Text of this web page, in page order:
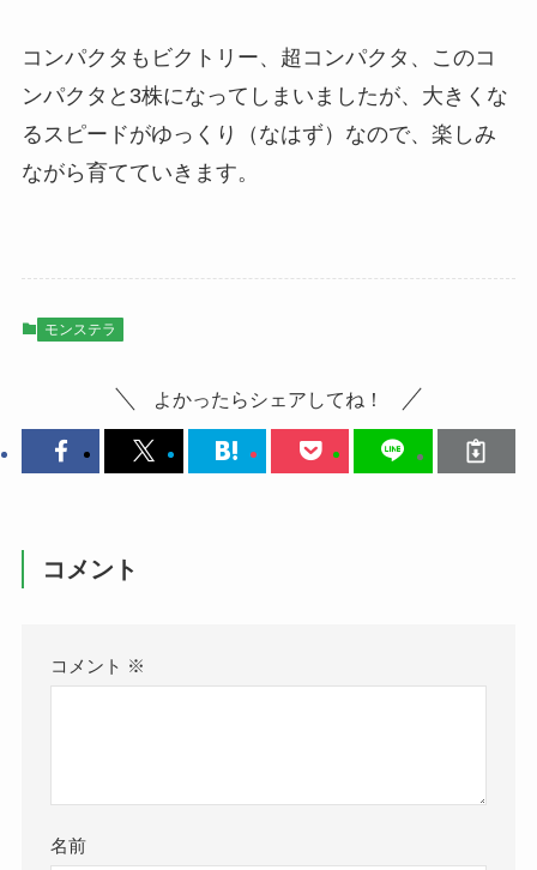
コンパクタもビクトリー、超コンパクタ、このコ
ンパクタと3株になってしまいましたが、大きくな
るスピードがゆっくり（なはず）なので、楽しみ
ながら育てていきます。
モンステラ
よかったらシェアしてね！
コメント
コメント ※
名前